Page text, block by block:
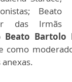
Beato
das Irmãs
Beato Bartolo
como